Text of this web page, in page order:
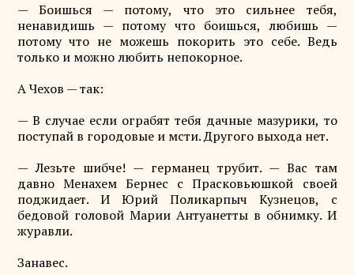
— Боишься — потому, что это сильнее тебя,
ненавидишь — потому что боишься, любишь —
потому что не можешь покорить это себе. Ведь
только и можно любить непокорное.
А Чехов — так:
— В случае если ограбят тебя дачные мазурики, то
поступай в городовые и мсти. Другого выхода нет.
— Лезьте шибче! — германец трубит. — Вас там
давно Менахем Бернес с Прасковьюшкой своей
поджидает. И Юрий Поликарпыч Кузнецов, с
бедовой головой Марии Антуанетты в обнимку. И
журавли.
Занавес.